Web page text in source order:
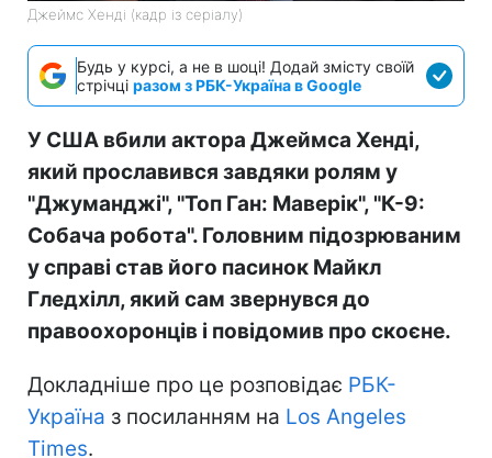
Джеймс Хенді (кадр із серіалу)
Будь у курсі, а не в шоці! Додай змісту своїй
стрічці разом з РБК-Україна в Google
У США вбили актора Джеймса Хенді,
який прославився завдяки ролям у
"Джуманджі", "Топ Ган: Маверік", "К-9:
Собача робота". Головним підозрюваним
у справі став його пасинок Майкл
Гледхілл, який сам звернувся до
правоохоронців і повідомив про скоєне.
Докладніше про це розповідає РБК-
Україна з посиланням на Los Angeles
Times.